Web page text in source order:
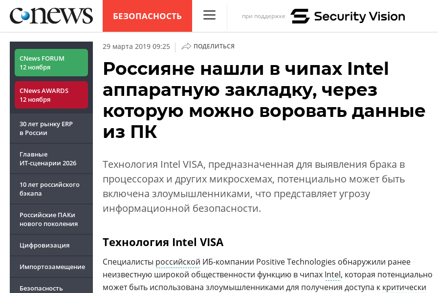
БЕЗОПАСНОСТЬ
Конференции
Маркет
Техника
при поддержке
CNews FORUM
12 ноября
CNews AWARDS
12 ноября
30 лет рынку ERP
в России
Главные
ИТ-сценарии 2026
10 лет российского
бэкапа
Российские ПАКи
нового поколения
Цифровизация
Импортозамещение
Безопасность
29 марта 2019 09:25 | ПОДЕЛИТЬСЯ
Россияне нашли в чипах Intel
аппаратную закладку, через
которую можно воровать данные
из ПК
Технология Intel VISA, предназначенная для выявления брака в
процессорах и других микросхемах, потенциально может быть
включена злоумышленниками, что представляет угрозу
информационной безопасности.
Технология Intel VISA
Специалисты российской ИБ-компании Positive Technologies обнаружили ранее
неизвестную широкой общественности функцию в чипах Intel, которая потенциально
может быть использована злоумышленниками для получения доступа к критически